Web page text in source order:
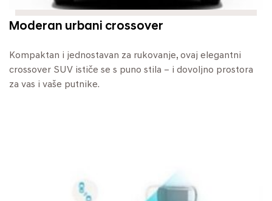
Moderan urbani crossover
Kompaktan i jednostavan za rukovanje, ovaj elegantni
crossover SUV ističe se s puno stila – i dovoljno prostora
za vas i vaše putnike.